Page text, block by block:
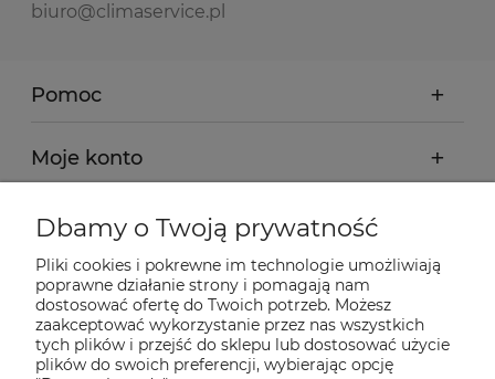
biuro@climaservice.pl
Pomoc
Moje konto
Płatności i dostawa
Informacje
O nas
Dbamy o Twoją prywatność
Pliki cookies i pokrewne im technologie umożliwiają
poprawne działanie strony i pomagają nam
dostosować ofertę do Twoich potrzeb. Możesz
zaakceptować wykorzystanie przez nas wszystkich
tych plików i przejść do sklepu lub dostosować użycie
plików do swoich preferencji, wybierając opcję